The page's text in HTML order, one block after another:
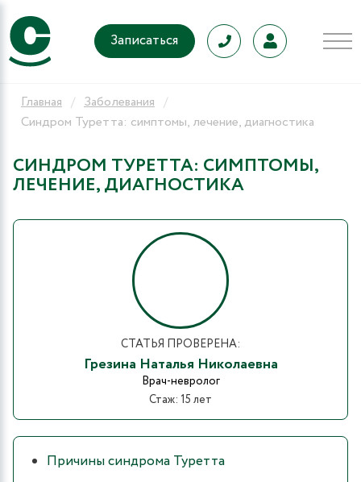
Записаться
Главная
Заболевания
Синдром Туретта: симптомы, лечение, диагностика
СИНДРОМ ТУРЕТТА: СИМПТОМЫ,
ЛЕЧЕНИЕ, ДИАГНОСТИКА
СТАТЬЯ ПРОВЕРЕНА:
Грезина Наталья Николаевна
Врач-невролог
Стаж: 15 лет
Причины синдрома Туретта